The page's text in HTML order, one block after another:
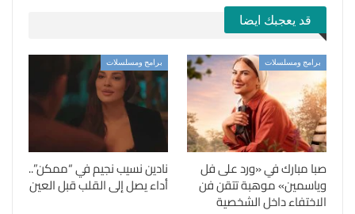
قد يعجبك ايضا
برامج ومسلسلات
صبا مبارك في «ورد على فل
وياسمين» موهبة تتقن فن
الاختفاء داخل الشخصية
برامج ومسلسلات
نادين نسيب نجيم في “ممكن”..
أداء يصل إلى القلب قبل العين